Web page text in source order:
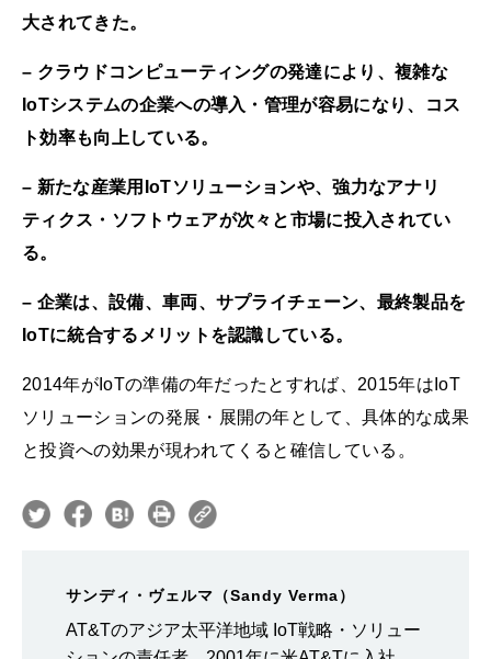
大されてきた。
– クラウドコンピューティングの発達により、複雑な
IoTシステムの企業への導入・管理が容易になり、コス
ト効率も向上している。
– 新たな産業用IoTソリューションや、強力なアナリ
ティクス・ソフトウェアが次々と市場に投入されてい
る。
– 企業は、設備、車両、サプライチェーン、最終製品を
IoTに統合するメリットを認識している。
2014年がIoTの準備の年だったとすれば、2015年はIoT
ソリューションの発展・展開の年として、具体的な成果
と投資への効果が現われてくると確信している。
サンディ・ヴェルマ（Sandy Verma）
AT&Tのアジア太平洋地域 IoT戦略・ソリュー